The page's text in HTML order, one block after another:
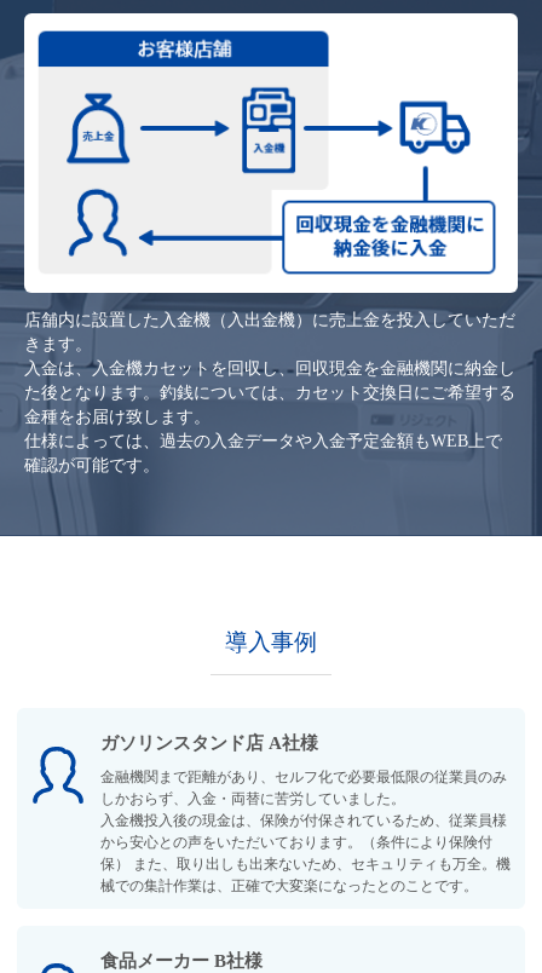
店舗内に設置した入金機（入出金機）に売上金を投入していただ
きます。
入金は、入金機カセットを回収し、回収現金を金融機関に納金し
た後となります。釣銭については、カセット交換日にご希望する
金種をお届け致します。
仕様によっては、過去の入金データや入金予定金額もWEB上で
確認が可能です。
導入事例
ガソリンスタンド店 A社様
金融機関まで距離があり、セルフ化で必要最低限の従業員のみ
しかおらず、入金・両替に苦労していました。
入金機投入後の現金は、保険が付保されているため、従業員様
から安心との声をいただいております。（条件により保険付
保） また、取り出しも出来ないため、セキュリティも万全。機
械での集計作業は、正確で大変楽になったとのことです。
食品メーカー B社様